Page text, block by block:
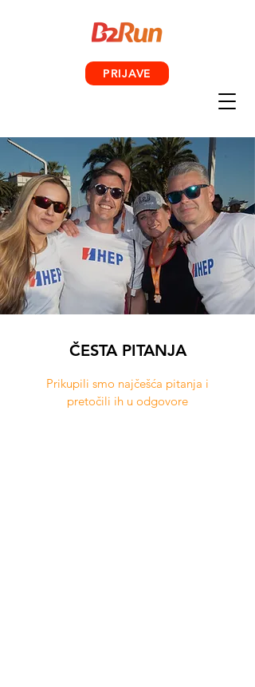
PRIJAVE
ČESTA PITANJA
Prikupili smo najčešća pitanja i
pretočili ih u odgovore